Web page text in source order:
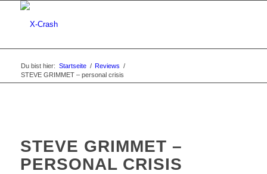
Du bist hier: Startseite / Reviews /
STEVE GRIMMET – personal crisis
STEVE GRIMMET –
PERSONAL CRISIS